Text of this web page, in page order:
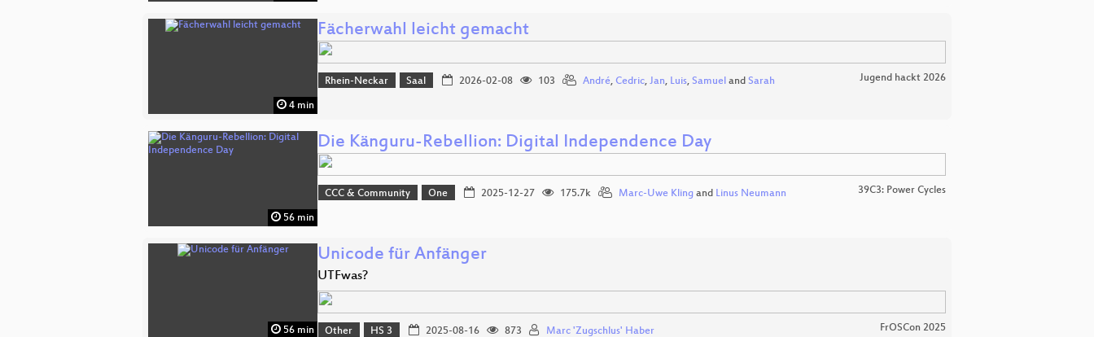
4 min
Fächerwahl leicht gemacht
Rhein-Neckar Saal 2026-02-08 103 André, Cedric, Jan, Luis, Samuel and Sarah Jugend hackt 2026
56 min
Die Känguru-Rebellion: Digital Independence Day
CCC & Community One 2025-12-27 175.7k Marc-Uwe Klingand Linus Neumann 39C3: Power Cycles
56 min
Unicode für Anfänger
UTFwas?
Other HS 3 2025-08-16 873 Marc 'Zugschlus' Haber FrOSCon 2025